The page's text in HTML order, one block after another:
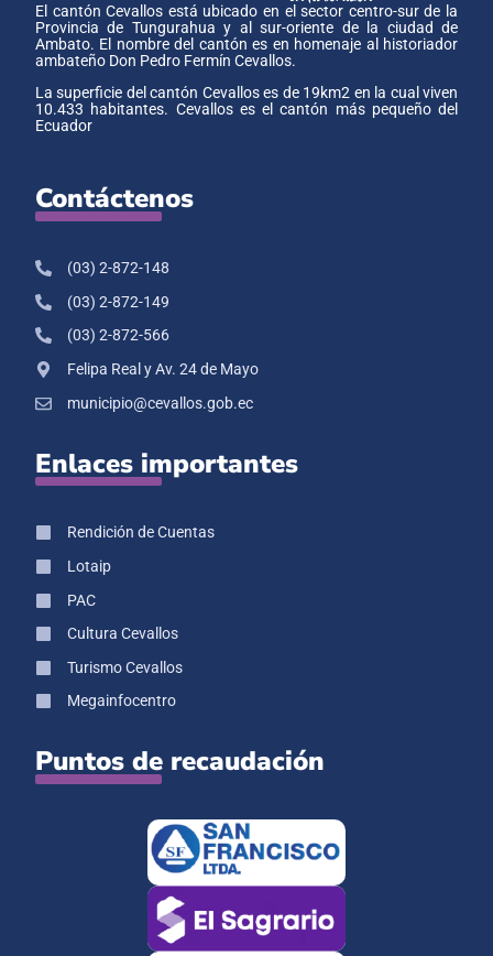
El cantón Cevallos está ubicado en el sector centro-sur de la
Provincia de Tungurahua y al sur-oriente de la ciudad de
Ambato. El nombre del cantón es en homenaje al historiador
ambateño Don Pedro Fermín Cevallos.
La superficie del cantón Cevallos es de 19km2 en la cual viven
10.433 habitantes. Cevallos es el cantón más pequeño del
Ecuador
Contáctenos
(03) 2-872-148
(03) 2-872-149
(03) 2-872-566
Felipa Real y Av. 24 de Mayo
municipio@cevallos.gob.ec
Enlaces importantes
Rendición de Cuentas
Lotaip
PAC
Cultura Cevallos
Turismo Cevallos
Megainfocentro
Puntos de recaudación